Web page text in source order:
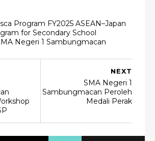
Program FY2025 ASEAN–Japan
for Secondary School
Negeri 1 Sambungmacan
NEXT
SMA Negeri 1
Sambungmacan Peroleh
Medali Perak